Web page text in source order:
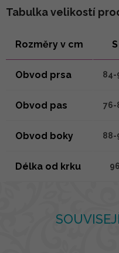
Tabulka velikostí
Rozměry v cm S
Obvod prsa 84-
Obvod pas 76-
Obvod boky 88-
Délka od krku 96